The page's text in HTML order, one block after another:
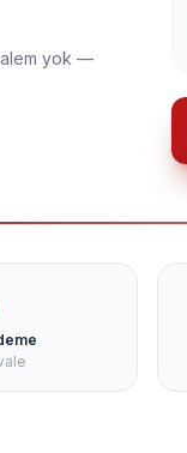
yok —